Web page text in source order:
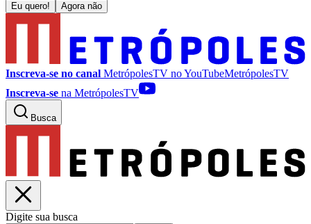
Eu quero! Agora não
Inscreva-se no canal MetrópolesTV noYouTubeMetrópolesTV
Inscreva-se na MetrópolesTV
Busca
Digite sua busca